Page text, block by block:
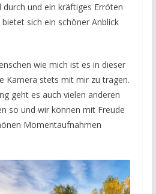
und ein kräftiges Erröten
sich ein schöner Anblick
wie mich ist es in dieser
Kamera stets mit mir zu tragen.
geht es auch vielen anderen
so und wir können mit Freude
Momentaufnahmen